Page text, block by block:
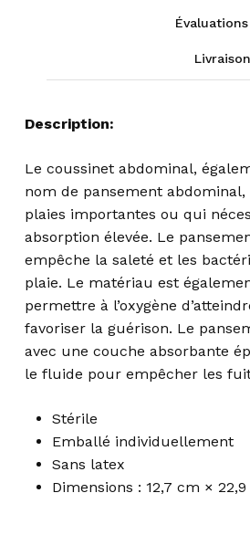
Livraison
Description:
Le coussinet abdominal,
nom de pansement
plaies importantes ou qui
absorption élevée. Le
empêche la saleté et les
plaie. Le matériau est
permettre à l’oxygène
favoriser la guérison. Le
avec une couche absorbante
le fluide pour empêcher les
Stérile
Emballé individuellement
Sans latex
Dimensions : 12,7 cm ×